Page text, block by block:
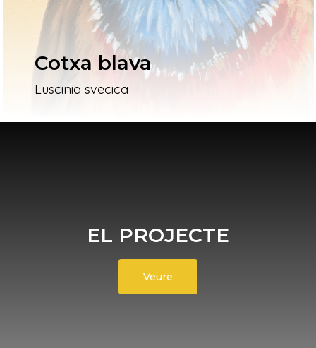
Cotxa blava
Luscinia svecica
EL PROJECTE
Veure